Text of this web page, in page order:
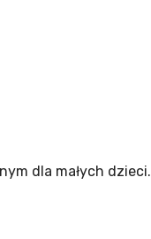
dla małych dzieci.